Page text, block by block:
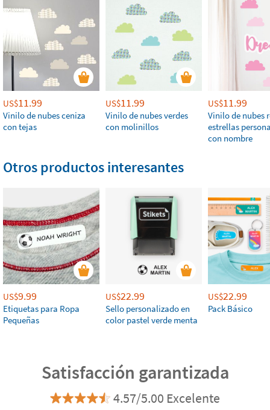
US$11.99
Vinilo de nubes ceniza
con tejas
US$11.99
Vinilo de nubes verdes
con molinillos
US$11.99
Vinilo de nubes
estrellas
con nombre
Otros productos interesantes
US$9.99
Etiquetas para Ropa
Pequeñas
US$22.99
Sello personalizado en
color pastel verde menta
US$22.99
Pack Básico
Satisfacción garantizada
4.57/5.00 Excelente